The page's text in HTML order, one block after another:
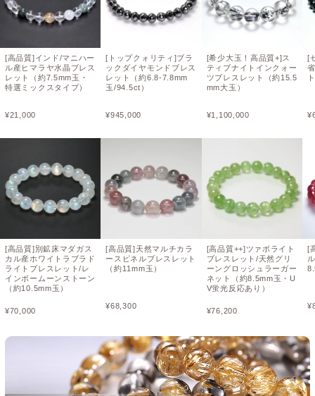
[高品質]インド/マニハー
ル産ヒマラヤ水晶ブレス
レット（約7.5mm玉・
特選ミックスタイプ）
¥21,000
[高品質]別鉱床マダガス
カル産ホワイトラブラド
ライトブレスレット/レ
インボームーンストーン
（約10.5mm玉）
¥70,000
[トップクォリティ]ブラ
ックダイヤモンドブレス
レット（約6.8-7.8mm
玉/94.5ct）
¥945,000
[高品質]天然マルチカラ
ースピネルブレスレット
（約11mm玉）
¥68,300
[希少大玉！高品質+]ス
ティブナイトインクォー
ツブレスレット（約15.5
mm大玉）
¥1,100,000
[高品質++]ツァボライト
ブレスレット/天然グリ
ーングロッシュラーガー
ネット（約8.5mm玉・U
V蛍光反応あり）
¥76,200
[
¥
[
¥